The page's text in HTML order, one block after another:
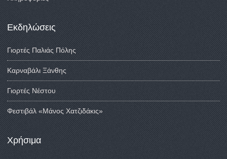
Εκδηλώσεις
Γιορτές Παλιάς Πόλης
Καρναβάλι Ξάνθης
Γιορτές Νέστου
Φεστιβάλ «Μάνος Χατζιδάκις»
Χρήσιμα